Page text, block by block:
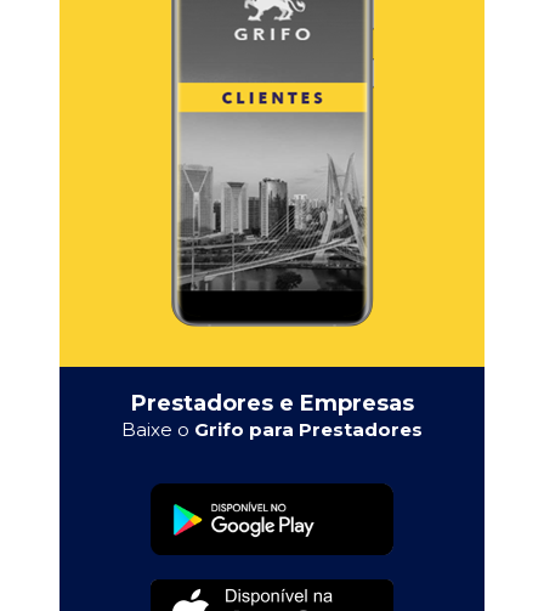
Prestadores e Empresas
Baixe o Grifo para Prestadores